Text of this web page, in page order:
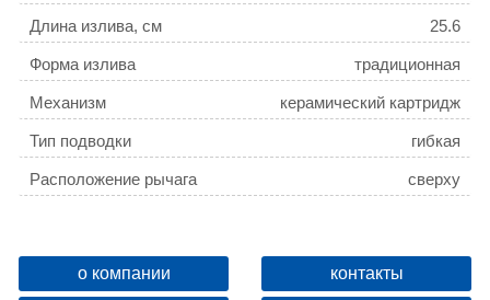
Длина излива, см 25.6
Форма излива традиционная
Механизм керамический картридж
Тип подводки гибкая
Расположение рычага сверху
Ширина, см 10
Высота, см 23.3
о компании контакты